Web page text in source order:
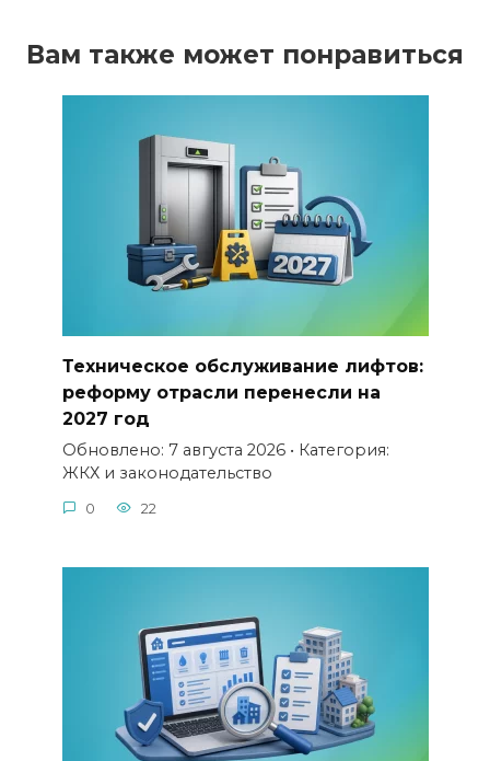
Вам также может понравиться
Техническое обслуживание лифтов:
реформу отрасли перенесли на
2027 год
Обновлено: 7 августа 2026 • Категория:
ЖКХ и законодательство
0 22